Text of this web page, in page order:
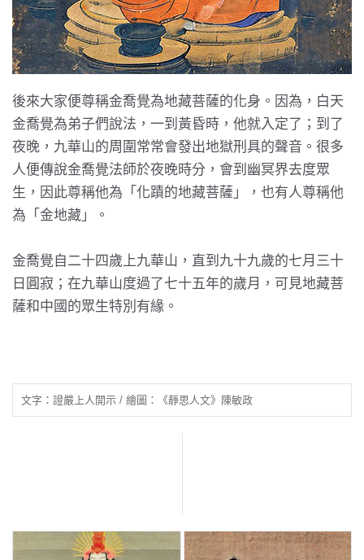
後來大家便尊稱金喬覺為地藏菩薩的化身。因為，白天
金喬覺為弟子們說法，一到黃昏時，他就入定了；到了
夜晚，九華山的周圍常常會發出地獄刑具的聲音。很多
人便傳說金喬覺法師於夜晚時分，會到幽冥界去度眾
生，因此尊稱他為「化蹟的地藏菩薩」，也有人尊稱他
為「金地藏」。
金喬覺自二十四歲上九華山，直到九十九歲的七月三十
日圓寂；在九華山度過了七十五年的歲月，可見地藏菩
薩和中國的眾生特別有緣。
文字：證嚴上人開示 / 繪圖：《靜思人文》陳敏政